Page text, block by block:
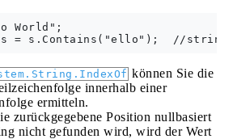
World";
können Sie die
innerhalb einer
ermitteln.
zurückgegebene Position nullbasiert
nicht gefunden wird, wird der Wert